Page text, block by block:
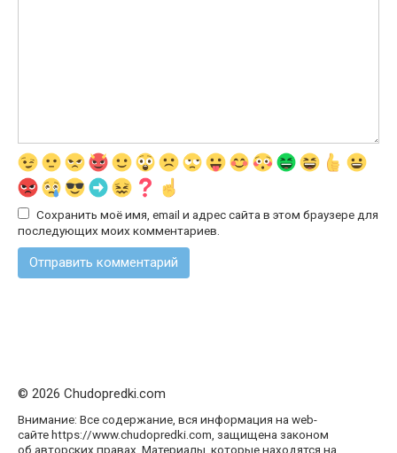
Сохранить моё имя, email и адрес сайта в этом браузере для
последующих моих комментариев.
© 2026 Chudopredki.com
Внимание: Все содержание, вся информация на web-
сайте https://www.chudopredki.com, защищена законом
об авторских правах. Материалы, которые находятся на